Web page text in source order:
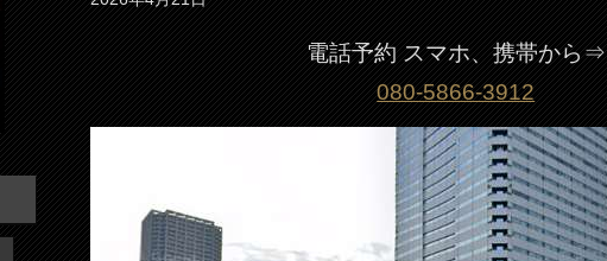
電話予約 スマホ、携帯から⇒
080-5866-3912